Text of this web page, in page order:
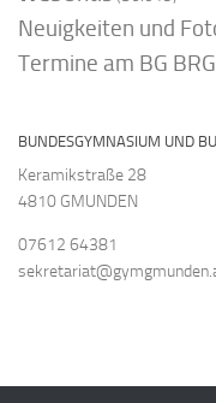
Neuigkeiten und
Termine am BG
BUNDESGYMNASIUM UND
Keramikstraße 28
4810 GMUNDEN
07612 64381